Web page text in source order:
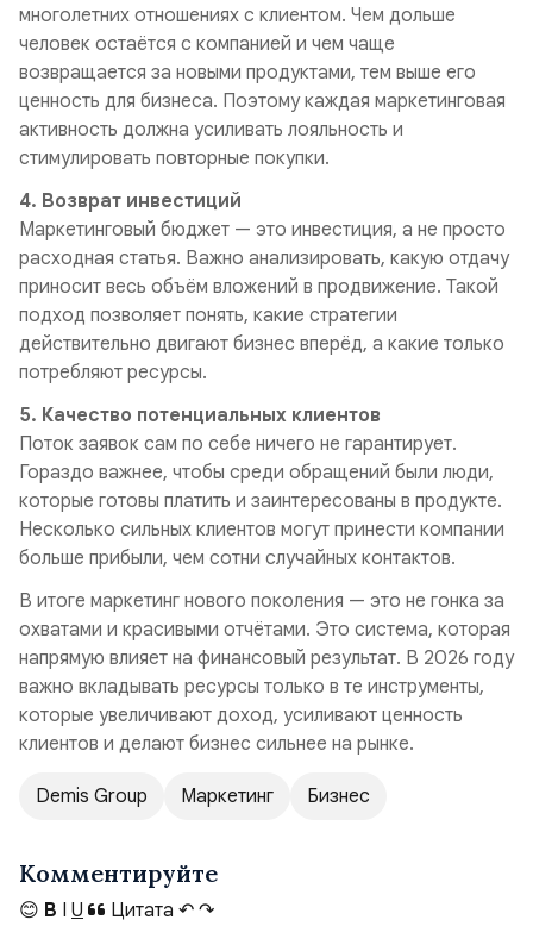
многолетних отношениях с клиентом. Чем дольше
человек остаётся с компанией и чем чаще
возвращается за новыми продуктами, тем выше его
ценность для бизнеса. Поэтому каждая маркетинговая
активность должна усиливать лояльность и
стимулировать повторные покупки.
4. Возврат инвестиций
Маркетинговый бюджет — это инвестиция, а не просто
расходная статья. Важно анализировать, какую отдачу
приносит весь объём вложений в продвижение. Такой
подход позволяет понять, какие стратегии
действительно двигают бизнес вперёд, а какие только
потребляют ресурсы.
5. Качество потенциальных клиентов
Поток заявок сам по себе ничего не гарантирует.
Гораздо важнее, чтобы среди обращений были люди,
которые готовы платить и заинтересованы в продукте.
Несколько сильных клиентов могут принести компании
больше прибыли, чем сотни случайных контактов.
В итоге маркетинг нового поколения — это не гонка за
охватами и красивыми отчётами. Это система, которая
напрямую влияет на финансовый результат. В 2026 году
важно вкладывать ресурсы только в те инструменты,
которые увеличивают доход, усиливают ценность
клиентов и делают бизнес сильнее на рынке.
Demis Group Маркетинг Бизнес
Комментируйте
😊 B I U Цитата ↶ ↷